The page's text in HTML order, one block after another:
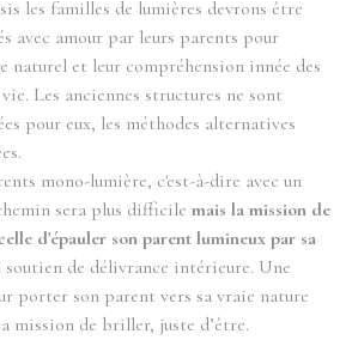
les familles de lumières devrons être
avec amour par leurs parents pour
naturel et leur compréhension innée des
Les anciennes structures ne sont
pour eux, les méthodes alternatives
mono-lumière, c'est-à-dire avec un
sera plus difficile mais la mission de
d'épauler son parent lumineux par sa
soutien de délivrance intérieure. Une
porter son parent vers sa vraie nature
mission de briller, juste d’être.